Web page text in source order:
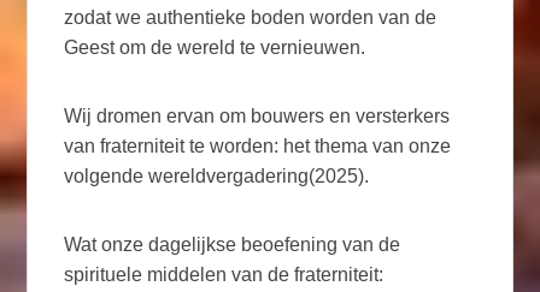
zodat we authentieke boden worden van de
Geest om de wereld te vernieuwen.
Wij dromen ervan om bouwers en versterkers
van fraterniteit te worden: het thema van onze
volgende wereldvergadering(2025).
Wat onze dagelijkse beoefening van de
spirituele middelen van de fraterniteit: